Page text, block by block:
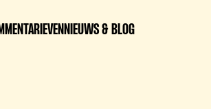
TARIEVENNIEUWS & BLOG